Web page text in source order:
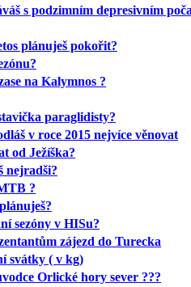
s podzimním depresivním
plánuješ pokořit?
na Kalymnos ?
paraglidisty?
v roce 2015 nejvíce věnovat
od Ježíška?
nejradši?
?
sezóny v HISu?
zájezd do Turecka
svátky ( v kg)
Orlické hory sever ???